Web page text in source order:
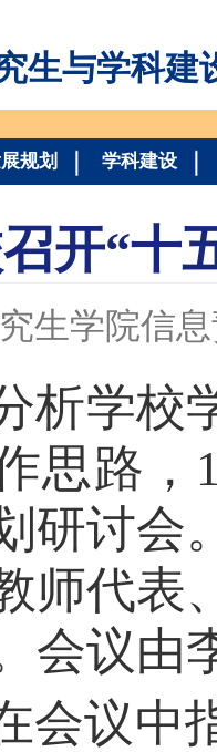
生与学科建
规划 学科建设
开“十
生学院信
析学校
思路，
研讨会
师代表
会议由
会议中